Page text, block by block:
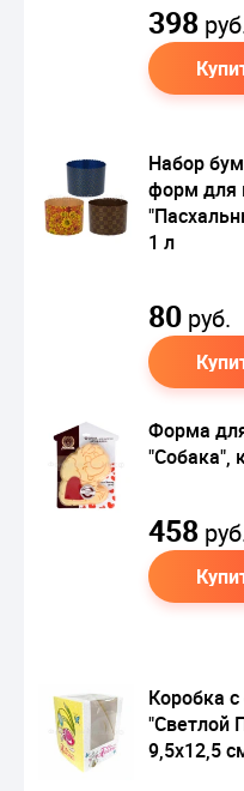
398
Набор
форм для
1 л
80 руб.
Форма
"Собака",
458
Коробка с
"Светлой
9,5х12,5